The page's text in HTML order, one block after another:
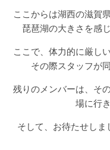
ここからは湖西の滋賀
琵琶湖の大きさを感
ここで、体力的に厳し
その際スタッフが
残りのメンバーは、そ
場に行
そして、お待たせし